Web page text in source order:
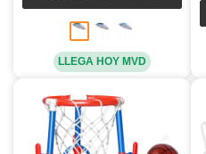
LLEGA HOY MVD